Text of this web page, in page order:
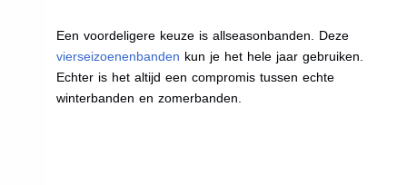
Een voordeligere keuze is allseasonbanden. Deze
vierseizoenenbanden kun je het hele jaar gebruiken.
Echter is het altijd een compromis tussen echte
winterbanden en zomerbanden.